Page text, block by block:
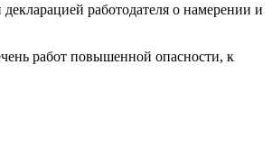
работодателя о намерении и
работ повышенной опасности, к